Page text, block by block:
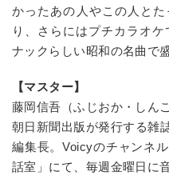
かったあの人やこの人と
り、さらにはプチカラオケ
ナックらしい昭和の名曲で
【マスター】
藤岡信吾（ふじおか・しんご
朝日新聞出版が発行する雑
編集長。Voicyのチャンネ
話室」にて、毎週金曜日に